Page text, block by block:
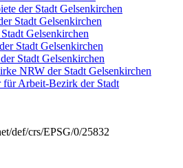
der Stadt Gelsenkirchen
Stadt Gelsenkirchen
Gelsenkirchen
Stadt Gelsenkirchen
Stadt Gelsenkirchen
NRW der Stadt Gelsenkirchen
für Arbeit-Bezirk der Stadt
def/crs/EPSG/0/25832